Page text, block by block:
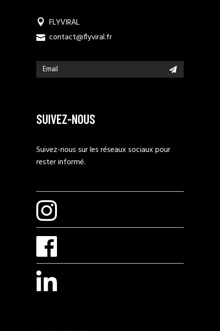
FLYVIRAL
contact@flyviral.fr
SUIVEZ-NOUS
Suivez-nous sur les réseaux sociaux pour
rester informé.